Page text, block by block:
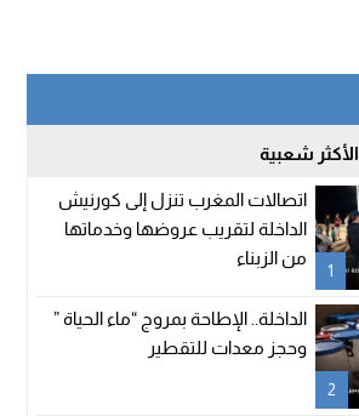
الأكثر شعبية
1
اتصالات المغرب تنزل إلى كورنيش
الداخلة لتقريب عروضها وخدماتها
من الزبناء
2
الداخلة.. الإطاحة بمروج “ماء الحياة ”
وحجز معدات للتقطير